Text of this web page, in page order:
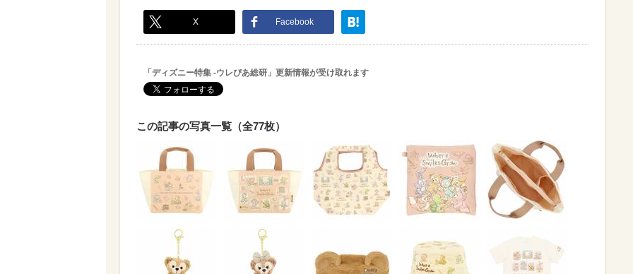
X Facebook
「ディズニー特集 -ウレぴあ総研」更新情報が受け取れます
この記事の写真一覧（全77枚）